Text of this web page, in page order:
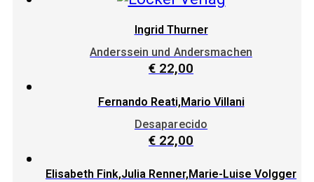
Ingrid Thurner
Anderssein und Andersmachen
€ 22,00
Fernando Reati,Mario Villani
Desaparecido
€ 22,00
Elisabeth Fink,Julia Renner,Marie-Luise Volgger